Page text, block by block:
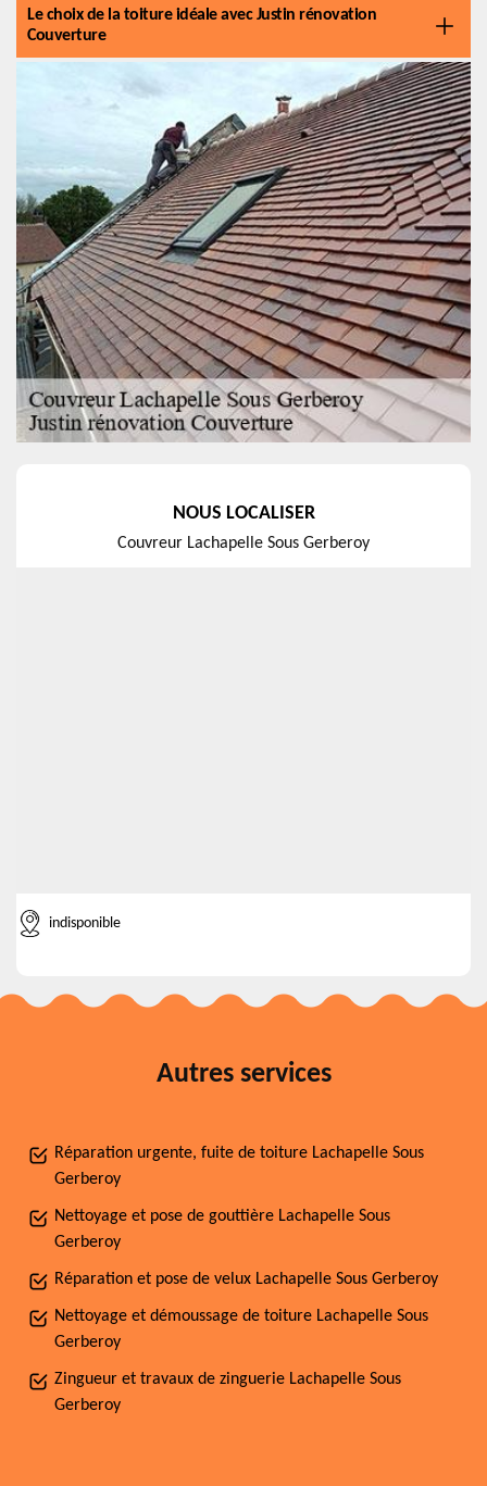
Le choix de la toiture idéale avec Justin rénovation
Couverture
NOUS LOCALISER
Couvreur Lachapelle Sous Gerberoy
indisponible
Autres services
Réparation urgente, fuite de toiture Lachapelle Sous
Gerberoy
Nettoyage et pose de gouttière Lachapelle Sous
Gerberoy
Réparation et pose de velux Lachapelle Sous Gerberoy
Nettoyage et démoussage de toiture Lachapelle Sous
Gerberoy
Zingueur et travaux de zinguerie Lachapelle Sous
Gerberoy